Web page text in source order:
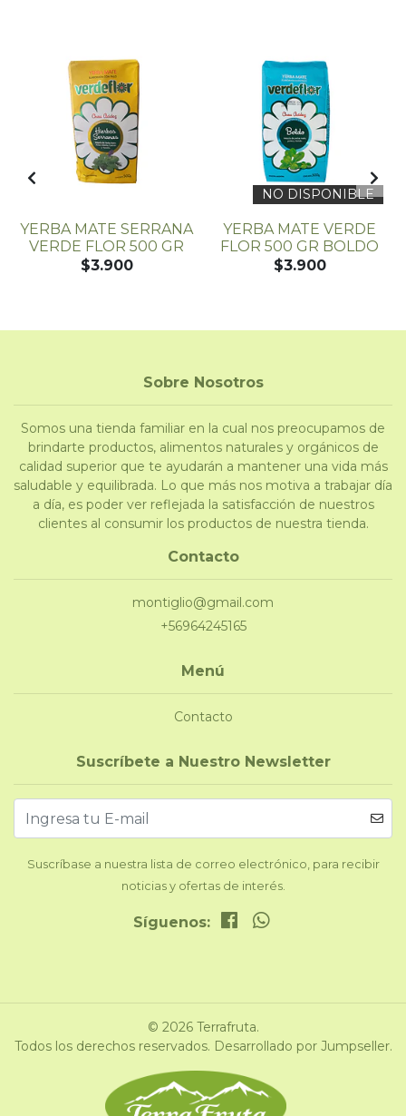
YERBA MATE SERRANA
VERDE FLOR 500 GR
$3.900
NO DISPONIBLE
YERBA MATE VERDE
FLOR 500 GR BOLDO
$3.900
Sobre Nosotros
Somos una tienda familiar en la cual nos preocupamos de
brindarte productos, alimentos naturales y orgánicos de
calidad superior que te ayudarán a mantener una vida más
saludable y equilibrada. Lo que más nos motiva a trabajar día
a día, es poder ver reflejada la satisfacción de nuestros
clientes al consumir los productos de nuestra tienda.
Contacto
montiglio@gmail.com
+56964245165
Menú
Contacto
Suscríbete a Nuestro Newsletter
Suscríbase a nuestra lista de correo electrónico, para recibir
noticias y ofertas de interés.
Síguenos:
© 2026 Terrafruta.
Todos los derechos reservados. Desarrollado por Jumpseller.